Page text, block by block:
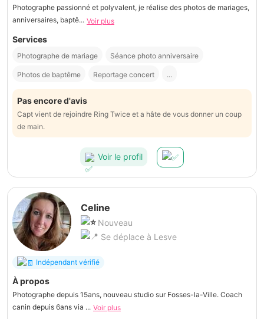
Photographe passionné et polyvalent, je réalise des photos de mariages,
anniversaires, baptê... Voir plus
Services
Photographe de mariage Séance photo anniversaire
Photos de baptême Reportage concert ...
Pas encore d'avis
Capt vient de rejoindre Ring Twice et a hâte de vous donner un coup
de main.
Voir le profil
Celine
Nouveau
Se déplace à Lesve
Indépendant vérifié
À propos
Photographe depuis 15ans, nouveau studio sur Fosses-la-Ville. Coach
canin depuis 6ans via ... Voir plus